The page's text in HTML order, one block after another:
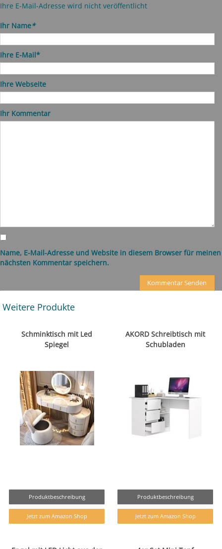
Ihre E-Mail-Adresse wird nicht veröffentlicht
Ihr Name*
Ihre E-Mail*
Ihre Webseite
Ihr Kommentar
Name, E-Mail-Adresse und Website in diesem Browser für meinen
nächsten Kommentar speichern.
Weitere Produkte
Schminktisch mit Led
Spiegel
Produktbeschreibung
Jetzt zum Amazon Shop
AKORD Schreibtisch mit
Schubladen
Produktbeschreibung
Jetzt zum Amazon Shop